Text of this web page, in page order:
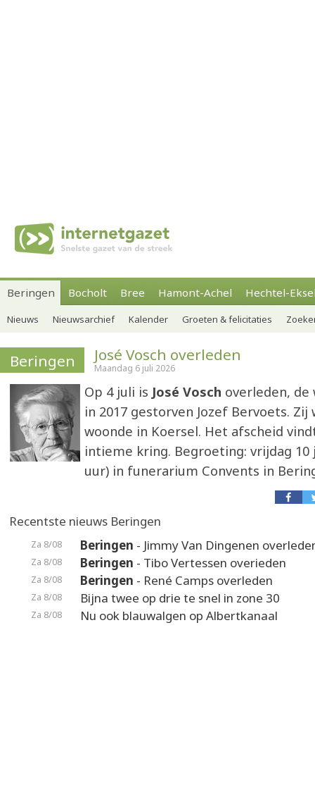
Beringen Bocholt Bree Hamont-Achel Hechtel-
Nieuws Nieuwsarchief Kalender Groeten & felicitaties
Beringen José Vosch overleden
Maandag 6 juli 2026
Op 4 juli is José Vosch overleden, de
in 2017 gestorven Jozef Bervoets. Zij
woonde in Koersel. Het afscheid
intieme kring. Begroeting: vrijdag 10
uur) in funerarium Convents in
Recentste nieuws Beringen
Za 8/08 Beringen - Jimmy Van Dingenen
Za 8/08 Beringen - Tibo Vertessen overieden
Za 8/08 Beringen - René Camps overleden
Za 8/08 Bijna twee op drie te snel in zone 30
Za 8/08 Nu ook blauwalgen op Albertkanaal